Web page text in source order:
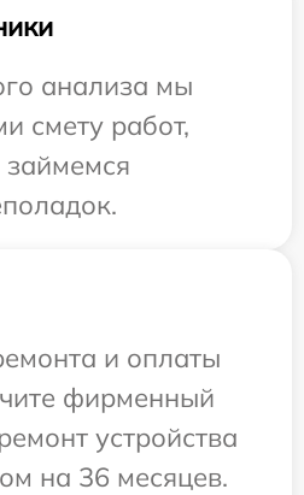
анализа мы
смету работ,
и оплаты
фирменный
устройства
на 36 месяцев.